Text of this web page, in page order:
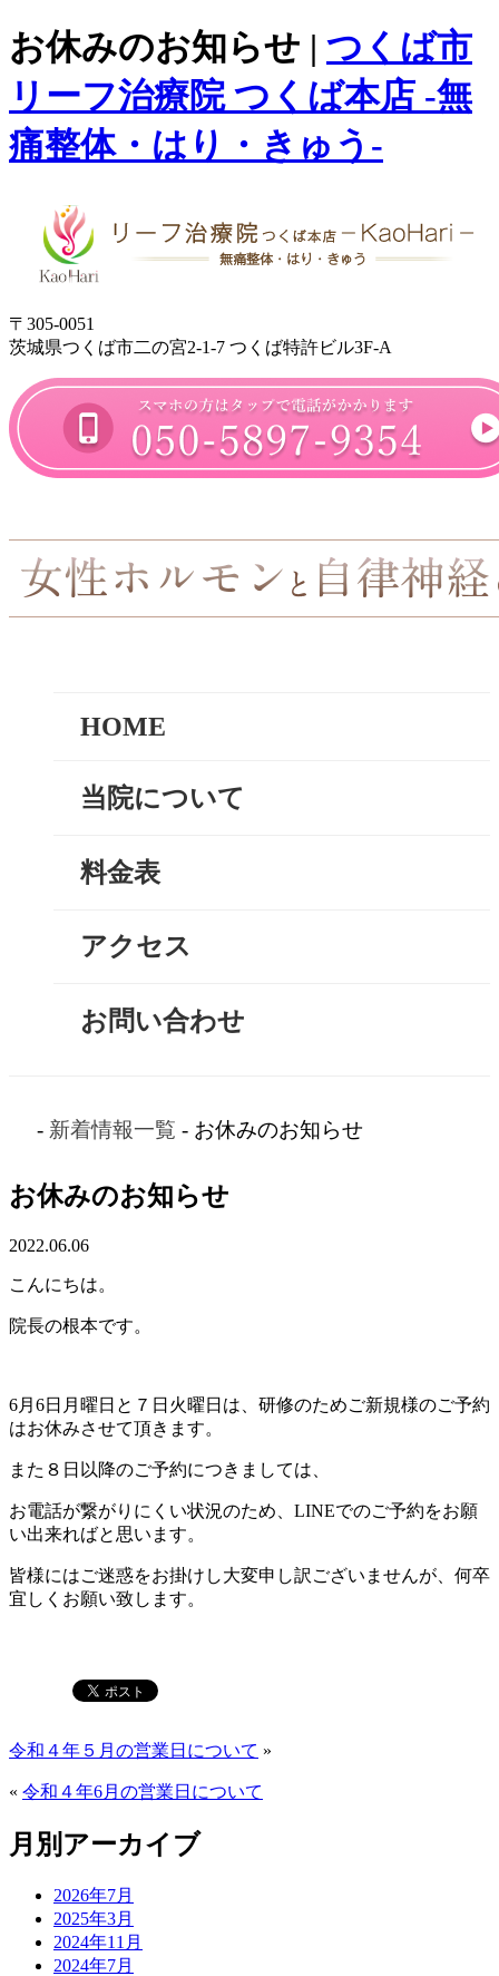
お休みのお知らせ | つくば市
リーフ治療院 つくば本店 -無
痛整体・はり・きゅう-
〒305-0051
茨城県つくば市二の宮2-1-7 つくば特許ビル3F-A
HOME
当院について
料金表
アクセス
お問い合わせ
- 新着情報一覧 - お休みのお知らせ
お休みのお知らせ
2022.06.06
こんにちは。
院長の根本です。
6月6日月曜日と７日火曜日は、研修のためご新規様のご予約
はお休みさせて頂きます。
また８日以降のご予約につきましては、
お電話が繋がりにくい状況のため、LINEでのご予約をお願
い出来ればと思います。
皆様にはご迷惑をお掛けし大変申し訳ございませんが、何卒
宜しくお願い致します。
令和４年５月の営業日について »
« 令和４年6月の営業日について
月別アーカイブ
2026年7月
2025年3月
2024年11月
2024年7月